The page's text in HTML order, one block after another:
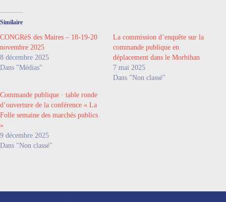
Similaire
CONGRèS des Maires – 18-19-20
novembre 2025
8 décembre 2025
Dans "Médias"
La commission d’enquête sur la
commande publique en
déplacement dans le Morbihan
7 mai 2025
Dans "Non classé"
Commande publique · table ronde
d’ouverture de la conférence « La
Folle semaine des marchés publics
»
9 décembre 2025
Dans "Non classé"